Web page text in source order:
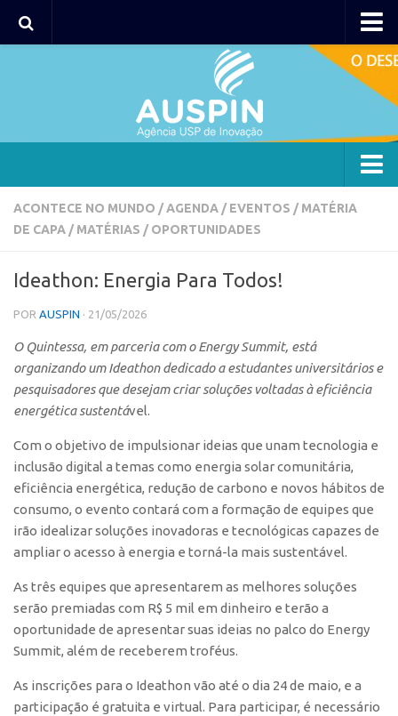
Agência
Institucional
Polo Capital
Polo Lorena
Polo Ribeirão Preto
Polo São Carlos
Programas
Bolsa Empreendedorismo
Bolsa Startup USP
PGI-USP
Conexão USP
Conexão Inter-USP
Leis e Normas
Portal do Inventor
Inteligência Competitiva
Editais
ACONTECE NO MUNDO /AGENDA / EVENTOS / MATÉRIA
DE CAPA / MATÉRIAS / OPORTUNIDADES
Ideathon: Energia Para Todos!
POR AUSPIN · 21/05/2026
O Quintessa, em parceria com o Energy Summit, está
organizando um Ideathon dedicado a estudantes universitários e
pesquisadores que desejam criar soluções voltadas à eficiência
energética sustentável.
Com o objetivo de impulsionar ideias que unam tecnologia e
inclusão digital a temas como energia solar comunitária,
eficiência energética, redução de carbono e novos hábitos de
consumo, o evento contará com a formação de equipes que
irão idealizar soluções inovadoras e tecnológicas capazes de
ampliar o acesso à energia e torná-la mais sustentável.
As três equipes que apresentarem as melhores soluções
serão premiadas com R$ 5 mil em dinheiro e terão a
oportunidade de apresentar suas ideias no palco do Energy
Summit, além de receberem troféus.
As inscrições para o Ideathon vão até o dia 24 de maio, e a
participação é gratuita e virtual. Para participar, é necessário